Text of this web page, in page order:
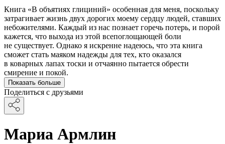
Книга «В объятиях глициний» особенная для меня, поскольку
затрагивает жизнь двух дорогих моему сердцу людей, ставших
небожителями. Каждый из нас познает горечь потерь, и порой
кажется, что выхода из этой всепоглощающей боли
не существует. Однако я искренне надеюсь, что эта книга
сможет стать маяком надежды для тех, кто оказался
в коварных лапах тоски и отчаянно пытается обрести
смирение и покой.
Показать больше
Поделиться с друзьями
Мариа Армлин